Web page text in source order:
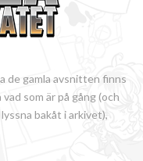
de gamla avsnitten finns
som är på gång (och
bakåt i arkivet),